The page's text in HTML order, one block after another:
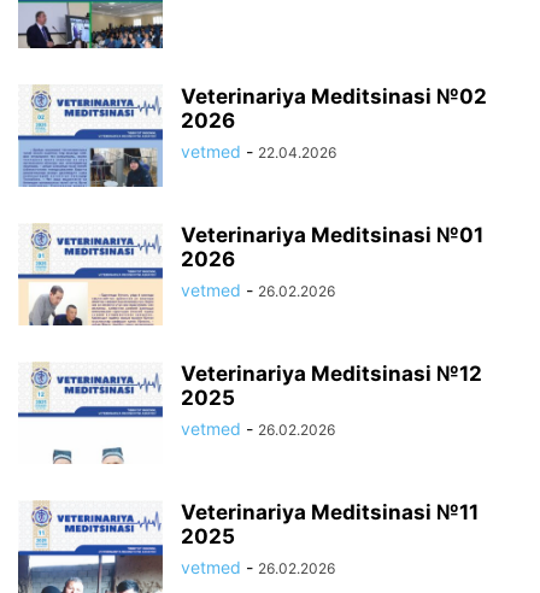
Veterinariya Meditsinasi №02
2026
vetmed - 22.04.2026
Veterinariya Meditsinasi №01
2026
vetmed - 26.02.2026
Veterinariya Meditsinasi №12
2025
vetmed - 26.02.2026
Veterinariya Meditsinasi №11
2025
vetmed - 26.02.2026